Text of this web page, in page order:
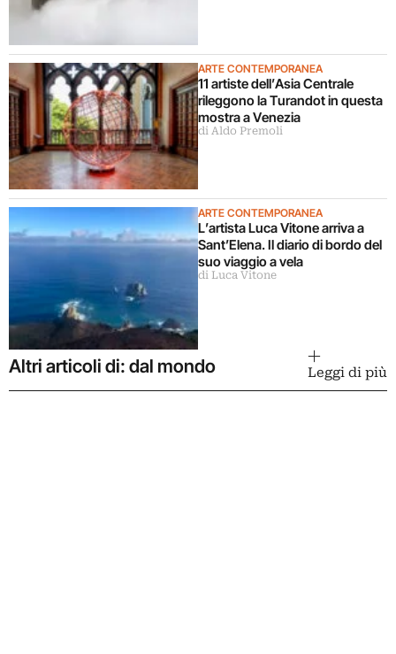
ARTE CONTEMPORANEA
11 artiste dell’Asia Centrale
rileggono la Turandot in questa
mostra a Venezia
di Aldo Premoli
ARTE CONTEMPORANEA
L’artista Luca Vitone arriva a
Sant’Elena. Il diario di bordo del
suo viaggio a vela
di Luca Vitone
Altri articoli di: dal mondo Leggi di più